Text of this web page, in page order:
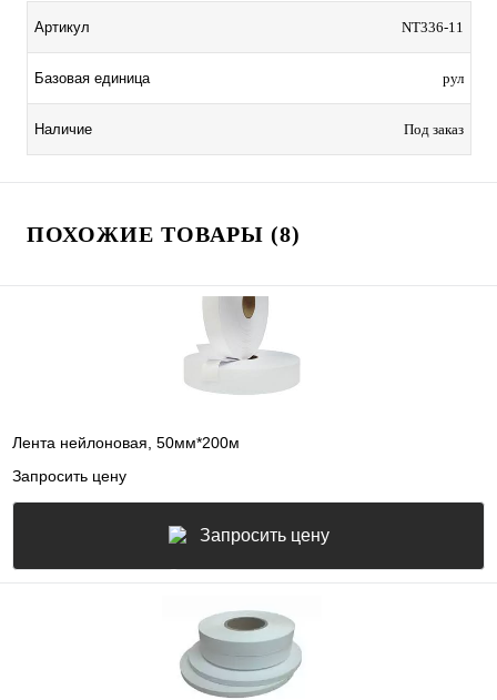
Артикул NT336-11
Базовая единица рул
Наличие Под заказ
ПОХОЖИЕ ТОВАРЫ (8)
Лента нейлоновая, 50мм*200м
Запросить цену
Запросить цену